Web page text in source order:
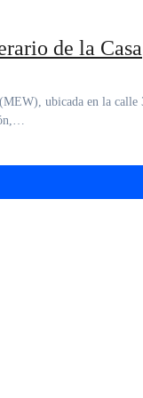
de la Casa